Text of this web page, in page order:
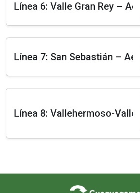
Línea 6: Valle Gran Rey –
Línea 7: San Sebastián –
Línea 8: Vallehermoso-Valle